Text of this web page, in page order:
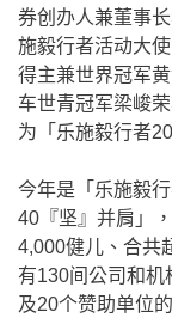
券创办人兼董事
施毅行者活动大
得主兼世界冠军
车世青冠军梁峻
为「乐施毅行者
今年是「乐施毅
40『坚』并肩」
4,000健儿、合共
有130间公司和机
及20个赞助单位